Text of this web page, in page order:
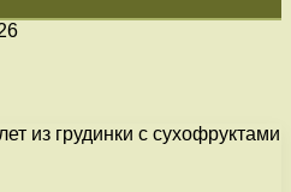
из грудинки с сухофруктами